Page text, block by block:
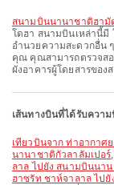
สนามบินนานาชาติฮามั
โดฮา สนามบินเหล่านี้มี
อำนวยความสะดวกอื่น
คุณ คุณสามารถตรวจสอ
ผังอาคารผู้โดยสารของ
เส้นทางบินที่ได้รับควา
เที่ยวบินจาก ท่าอากาศยานนานาชาติฮาซรัท ชาห์จาลาล ไปยัง ท่าอากาศยาน
นานาชาติกัวลาลัมเปอร์,
ลาล ไปยัง สนามบินนา
ฮาซรัท ชาห์จาลาล ไป